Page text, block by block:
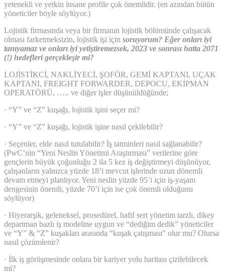
yetenekli ve yetkin insane profile çok önemlidir. (en azından bütün
yöneticiler böyle söylüyor.)
Lojistik firmasında veya bir firmanın lojistik bölümünde çalışacak
olması farketmeksizin, lojistik işi için soruyorum? Eğer onları iyi
tanıyamaz ve onları iyi yetiştiremezsek, 2023 ve sonrası hatta 2071
(!) hedefleri gerçekleşir mi?
LOJİSTİKCİ, NAKLİYECİ, ŞOFÖR, GEMİ KAPTANI, UÇAK
KAPTANI, FREIGHT FORWARDER, DEPOCU, EKİPMAN
OPERATÖRÜ, ….. ve diğer işler düşünüldüğünde;
· “Y” ve “Z” kuşağı, lojistik işini seçer mi?
· “Y” ve “Z” kuşağı, lojistik işine nasıl çekilebilir?
· Seçenler, elde nasıl tutulabilir? İş tatminleri nasıl sağlanabilir?
(PwC’nin “Yeni Neslin Yönetimi Araştırması” verilerine göre
gençlerin büyük çoğunluğu 2 ila 5 kez iş değiştirmeyi düşünüyor,
çalışanların yalnızca yüzde 18’i mevcut işlerinde uzun dönemli
devam etmeyi planlıyor. Yeni neslin yüzde 95’i için iş-yaşam
dengesinin önemli, yüzde 70’i için ise çok önemli olduğunu
söylüyor)
· Hiyerarşik, geleneksel, prosedürel, hafif sert yönetim tarzlı, dikey
departman bazlı iş modeline uygun ve “dediğim dedik” yöneticiler
ve “Y” & “Z” kuşakları arasında “kuşak çatışması” olur mu? Olursa
nasıl çözümlenir?
· İlk iş görüşmesinde onlara bir kariyer yolu haritası çizilebilecek
mi?